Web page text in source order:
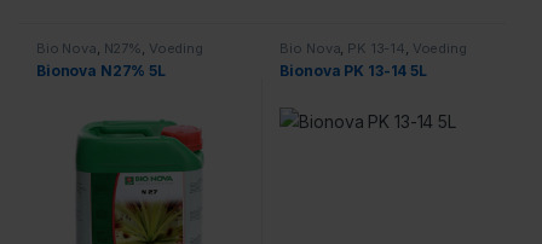
Bio Nova, N27%, Voeding
Bionova N27% 5L
Bio Nova, PK 13-14, Voeding
Bionova PK 13-14 5L